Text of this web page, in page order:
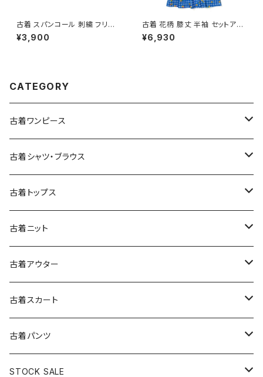
古着 スパンコール 刺繍 フリル
前開き 総柄 長袖 ブラウス ピン
ク (ttu2501145)
¥3,900
古着 花柄 膝丈 半袖 セットアッ
プ 青 (oa2607082)
¥6,930
CATEGORY
古着ワンピース
古着長袖ワンピース
古着半袖ワンピース
古着ノースリーブワンピース
古着キャミソールワンピース
古着ベアトップワンピース
古着オールインワン
古着オーバーオール
古着シャツ・ブラウス
古着長袖シャツ・ブラウス
古着半袖シャツ・ブラウス
古着ノースリーブシャツ・ブラウス
古着トップス
古着スウェット&パーカー
古着スウェット
古着パーカー
古着プルオーバー
古着長袖プルオーバー
古着半袖プルオーバー
古着Ｔシャツ
古着長袖Ｔシャツ
古着半袖Ｔシャツ
古着ベスト
古着キャミソール
古着ニット
古着セーター
古着カーディガン
古着半袖ニット
古着ニットアウター
古着アウター
古着ライトジャケット
古着ライトコート
古着ヘビージャケット
古着スカート
古着ロング丈スカート (丈76cm-)
古着膝丈スカート (丈56-75cm)
古着パンツ
古着ロング丈パンツ
STOCK SALE